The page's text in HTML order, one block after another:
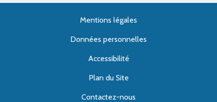
Mentions légales
Données personnelles
Accessibilité
Plan du Site
Contactez-nous